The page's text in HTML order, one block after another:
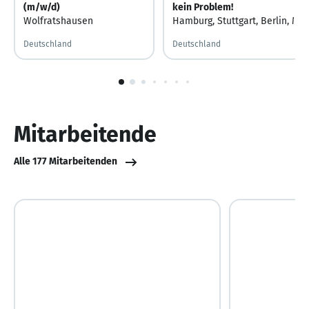
(m/w/d)
Wolfratshausen
Deutschland
kein Problem!
Hamburg, Stuttgart, Berlin,
Deutschland
1
Mitarbeitende
Alle 177 Mitarbeitenden